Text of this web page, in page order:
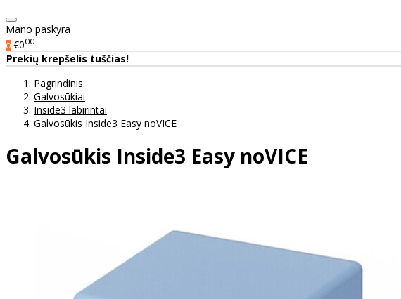
Mano paskyra
0 €000
Prekių krepšelis tuščias!
Pagrindinis
Galvosūkiai
Inside3 labirintai
Galvosūkis Inside3 Easy noVICE
Galvosūkis Inside3 Easy noVICE